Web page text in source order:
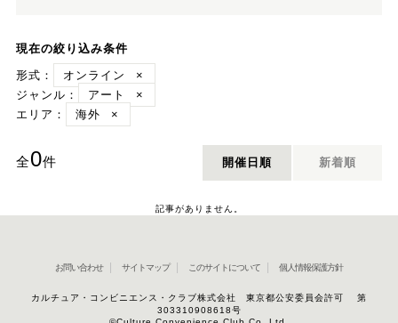
現在の絞り込み条件
形式：
オンライン
×
ジャンル：
アート
×
エリア：
海外 ×
全0件 開催日順 新着順
記事がありません。
お問い合わせ サイトマップ このサイトについて 個人情報保護方針
カルチュア・コンビニエンス・クラブ株式会社 東京都公安委員会許可 第
303310908618号